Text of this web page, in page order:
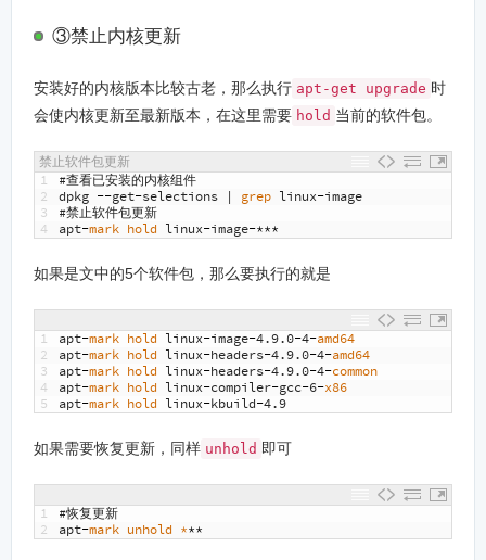
③禁止内核更新
安装好的内核版本比较古老，那么执行 apt-get upgrade 时
会使内核更新至最新版本，在这里需要 hold 当前的软件包。
禁止软件包更新
1
2
3
4
#查看已安装的内核组件
dpkg --get-selections | grep linux-image
#禁止软件包更新
apt-mark hold linux-image-***
如果是文中的5个软件包，那么要执行的就是
1
2
3
4
5
apt-mark hold linux-image-4.9.0-4-amd64
apt-mark hold linux-headers-4.9.0-4-amd64
apt-mark hold linux-headers-4.9.0-4-common
apt-mark hold linux-compiler-gcc-6-x86
apt-mark hold linux-kbuild-4.9
如果需要恢复更新，同样 unhold 即可
1
2
#恢复更新
apt-mark unhold ***